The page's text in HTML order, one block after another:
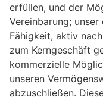
erfüllen, und der
Vereinbarung;
Fähigkeit, aktiv
zum Kerngeschäft
kommerzielle
unseren
abzuschließen.